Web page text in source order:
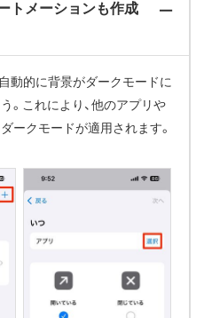
トメーションも作成
動的に背景がダークモードに
。これにより、他のアプリや
ークモードが適用されます。